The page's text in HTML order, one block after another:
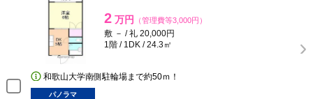
2 万円 （管理費等3,000円）
敷 － / 礼 20,000円
1階 / 1DK / 24.3㎡
和歌山大学南側駐輪場まで約50ｍ！
パノラマ